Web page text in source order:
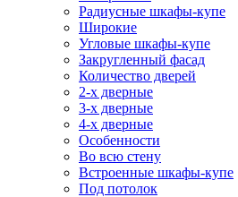
Радиусные шкафы-купе
Широкие
Угловые шкафы-купе
Закругленный фасад
Количество дверей
2-х дверные
3-х дверные
4-х дверные
Особенности
Во всю стену
Встроенные шкафы-купе
Под потолок